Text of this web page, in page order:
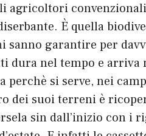
agricoltori
È quella
garantire per
dura nel tempo e arriva
si serve, nei
dei suoi terreni è
sin dall’inizio con i